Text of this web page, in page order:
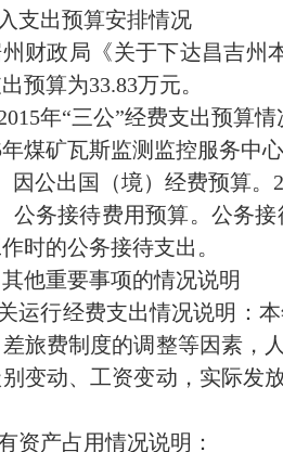
支出预算安排情况
财政局《关于下达昌吉州
预算为33.83万元。
年“三公”经费支出预算情
年煤矿瓦斯监测监控服务中
因公出国（境）经费预算
公务接待费用预算。公务
时的公务接待支出。
他重要事项的情况说明
运行经费支出情况说明：
旅费制度的调整等因素，
变动、工资变动，实际发
资产占用情况说明：